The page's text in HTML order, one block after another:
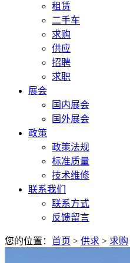
租赁
二手车
求购
供应
招聘
求职
展会
国内展会
国外展会
政策
政策法规
标准质量
技术维修
联系我们
联系方式
反馈留言
您的位置： 首页 > 供求 > 求购